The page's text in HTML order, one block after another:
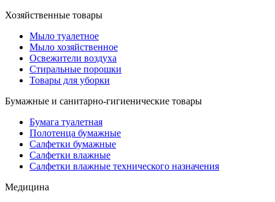
Хозяйственные товары
Мыло туалетное
Мыло хозяйственное
Освежители воздуха
Стиральные порошки
Товары для уборки
Бумажные и санитарно-гигиенические товары
Бумага туалетная
Полотенца бумажные
Салфетки бумажные
Салфетки влажные
Салфетки влажные технического назначения
Медицина